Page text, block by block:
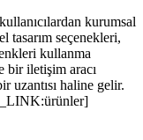
kurumsal
tasarım seçenekleri,
kullanma
bir iletişim aracı
uzantısı haline gelir.